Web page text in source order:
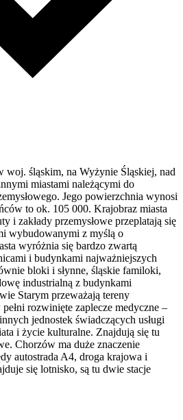
woj. śląskim, na Wyżynie Śląskiej, nad
miastami należącymi do
Jego powierzchnia wynosi
to ok. 105 000. Krajobraz miasta
i zakłady przemysłowe przeplatają się
wybudowanymi z myślą o
wyróżnia się bardzo zwartą
i budynkami najważniejszych
bloki i słynne, śląskie familoki,
industrialną z budynkami
Starym przeważają tereny
rozwinięte zaplecze medyczne –
jednostek świadczących usługi
i życie kulturalne. Znajdują się tu
Chorzów ma duże znaczenie
autostrada A4, droga krajowa i
się lotnisko, są tu dwie stacje